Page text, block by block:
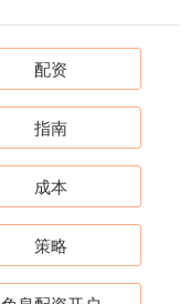
配资
指南
成本
策略